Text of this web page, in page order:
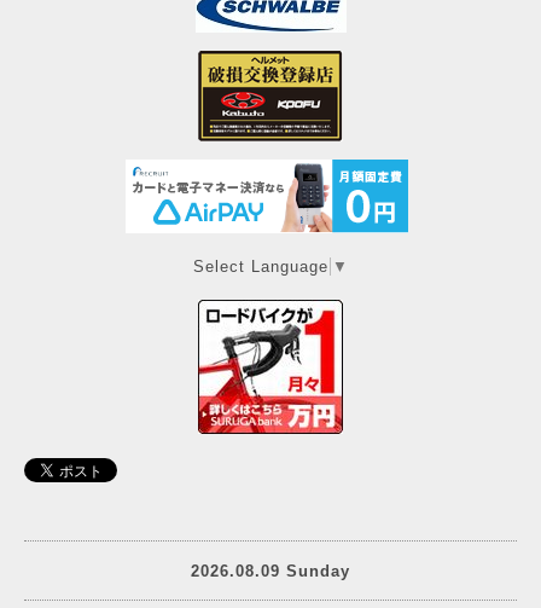
Select Language ▼
2026.08.09 Sunday